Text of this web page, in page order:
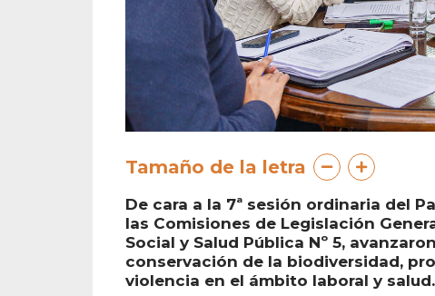
Tamaño de la letra
De cara a la 7ª sesión ordinaria del
las Comisiones de Legislación
Social y Salud Pública Nº 5,
conservación de la biodiversidad,
violencia en el ámbito laboral y salud.